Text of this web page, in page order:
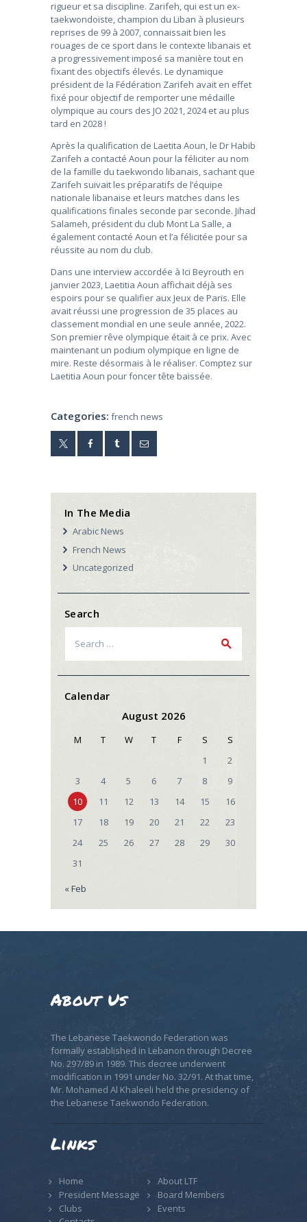
rigueur et sa discipline. Zarifeh, qui est un ex-
taekwondoïste, champion du Liban à plusieurs
reprises de 99 à 2007, connaissait bien les
rouages de ce sport dans le contexte libanais et
a progressivement imposé sa manière tout en
fixant des objectifs élevés. Le dynamique
président de la Fédération Zarifeh avait en effet
fixé pour objectif de remporter une médaille
olympique au cours des JO 2021, 2024 et au plus
tard en 2028 !
Après la qualification de Laetita Aoun, le Dr Habib
Zarifeh a contacté Aoun pour la féliciter au nom
de la famille du taekwondo libanais, sachant que
Zarifeh suivait les préparatifs de l’équipe
nationale libanaise et leurs matches dans les
qualifications finales seconde par seconde. Jihad
Salameh, président du club Mont La Salle, a
également contacté Aoun et l’a félicitée pour sa
réussite au nom du club.
Dans une interview accordée à Ici Beyrouth en
janvier 2023, Laetitia Aoun affichait déjà ses
espoirs pour se qualifier aux Jeux de Paris. Elle
avait réussi une progression de 35 places au
classement mondial en une seule année, 2022.
Son premier rêve olympique était à ce prix. Avec
maintenant un podium olympique en ligne de
mire. Reste désormais à le réaliser. Comptez sur
Laetitia Aoun pour foncer tête baissée.
Categories: french news
In The Media
Arabic News
French News
Uncategorized
Search
for:
Calendar
August 2026
M T W T F S
S
1
2
3
4 5 6 7 8
9
10
11 12 13 14 15
16
17
18 19 20 21 22
23
24
25 26 27 28 29
30
31
« Feb
About Us
The Lebanese Taekwondo Federation was
formally established in Lebanon through Decree
No. 297/89 in 1989. This decree underwent
modification in 1991 under No. 32/91. At that time,
Mr. Mohamed Al Khaleeli held the presidency of
the Lebanese Taekwondo Federation.
Links
Home
About LTF
President Message
Board Members
Clubs
Events